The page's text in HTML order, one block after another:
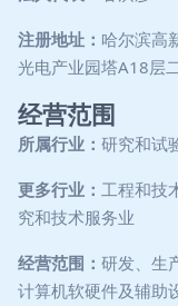
注册地址： 哈尔滨高
光电产业园塔A18层
经营范围
所属行业： 研究和试
更多行业： 工程和技
究和技术服务业
经营范围： 研发、生
计算机软硬件及辅助